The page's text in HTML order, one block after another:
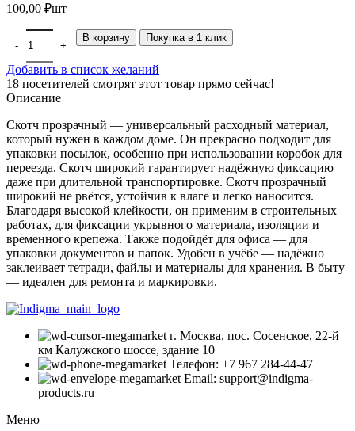
100,00 ₽шт
Количество товара Скотч прозрачный Novaroll, клейкая
В корзину Покупка в 1 клик
Добавить в список желаний
18 посетителей смотрят этот товар прямо сейчас!
Описание
Скотч прозрачный — универсальный расходный материал,
который нужен в каждом доме. Он прекрасно подходит для
упаковки посылок, особенно при использовании коробок для
переезда. Скотч широкий гарантирует надёжную фиксацию
даже при длительной транспортировке. Скотч прозрачный
широкий не рвётся, устойчив к влаге и легко наносится.
Благодаря высокой клейкости, он применим в строительных
работах, для фиксации укрывного материала, изоляции и
временного крепежа. Также подойдёт для офиса — для
упаковки документов и папок. Удобен в учёбе — надёжно
заклеивает тетради, файлы и материалы для хранения. В быту
— идеален для ремонта и маркировки.
г. Москва, пос. Сосенское, 22-й
км Калужского шоссе, здание 10
Телефон: +7 967 284-44-47
Email: support@indigma-
products.ru
Меню